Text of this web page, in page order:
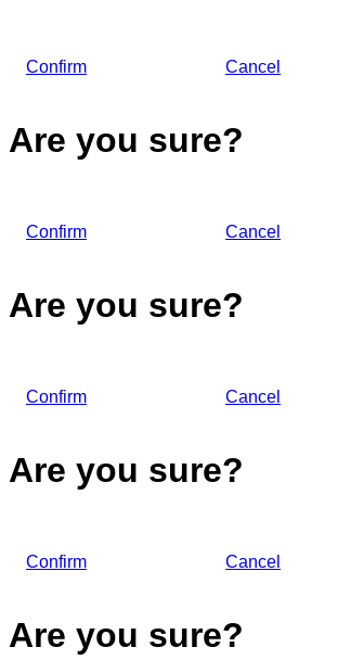
Confirm Cancel
Are you sure?
Confirm Cancel
Are you sure?
Confirm Cancel
Are you sure?
Confirm Cancel
Are you sure?